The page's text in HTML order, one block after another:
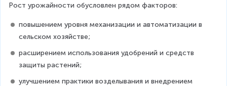
Рост урожайности обусловлен рядом факторов:
повышением уровня механизации и автоматизации в
сельском хозяйстве;
расширением использования удобрений и средств
защиты растений;
улучшением практики возделывания и внедрением